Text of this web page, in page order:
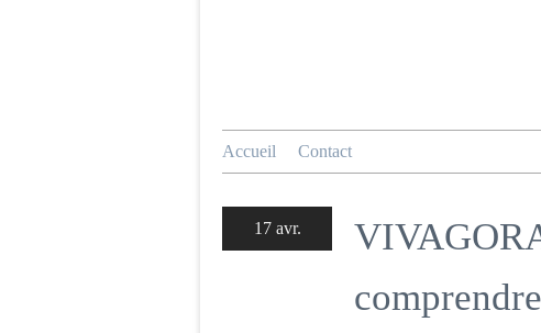
Accueil Contact
17 avr.
comprendre